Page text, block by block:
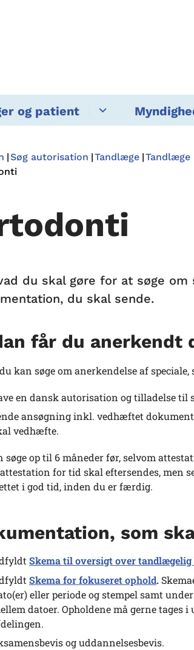
og patient
Søg autorisation Tandlæge Tandlæge
du skal gøre for at søge
du skal sende.
får du anerkendt
kan søge om anerkendelse af
en dansk autorisation og tilladelse
ansøgning inkl. vedhæftet
vedhæfte.
søge op til 6 måneder før, selvom
for tid skal eftersendes, men
i god tid, inden du er færdig.
som
Skema til oversigt over
Skema for fokuseret ophold.
eller periode og stempel samt
datoer. Opholdene må gerne tages
og uddannelsesbevis.